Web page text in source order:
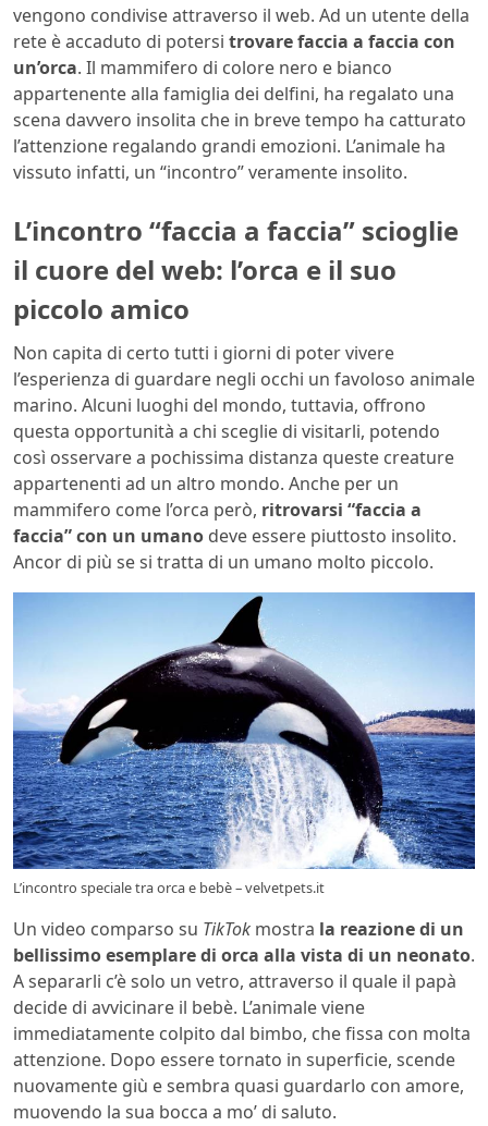
vengono condivise attraverso il web. Ad un utente della
rete è accaduto di potersi trovare faccia a faccia con
un’orca. Il mammifero di colore nero e bianco
appartenente alla famiglia dei delfini, ha regalato una
scena davvero insolita che in breve tempo ha catturato
l’attenzione regalando grandi emozioni. L’animale ha
vissuto infatti, un “incontro” veramente insolito.
L’incontro “faccia a faccia” scioglie
il cuore del web: l’orca e il suo
piccolo amico
Non capita di certo tutti i giorni di poter vivere
l’esperienza di guardare negli occhi un favoloso animale
marino. Alcuni luoghi del mondo, tuttavia, offrono
questa opportunità a chi sceglie di visitarli, potendo
così osservare a pochissima distanza queste creature
appartenenti ad un altro mondo. Anche per un
mammifero come l’orca però, ritrovarsi “faccia a
faccia” con un umano deve essere piuttosto insolito.
Ancor di più se si tratta di un umano molto piccolo.
L’incontro speciale tra orca e bebè – velvetpets.it
Un video comparso su TikTok mostra la reazione di un
bellissimo esemplare di orca alla vista di un neonato.
A separarli c’è solo un vetro, attraverso il quale il papà
decide di avvicinare il bebè. L’animale viene
immediatamente colpito dal bimbo, che fissa con molta
attenzione. Dopo essere tornato in superficie, scende
nuovamente giù e sembra quasi guardarlo con amore,
muovendo la sua bocca a mo’ di saluto.